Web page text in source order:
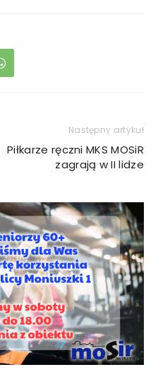
Następny artykuł
Piłkarze ręczni MKS MOSiR
zagrają w II lidze